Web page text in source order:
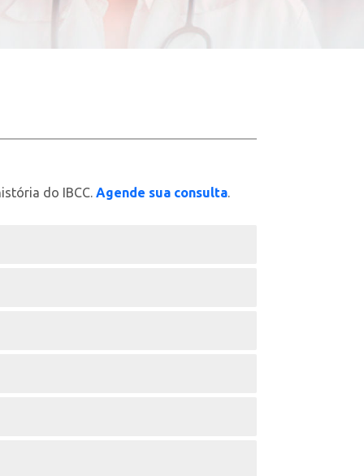
do IBCC. Agende sua consulta.